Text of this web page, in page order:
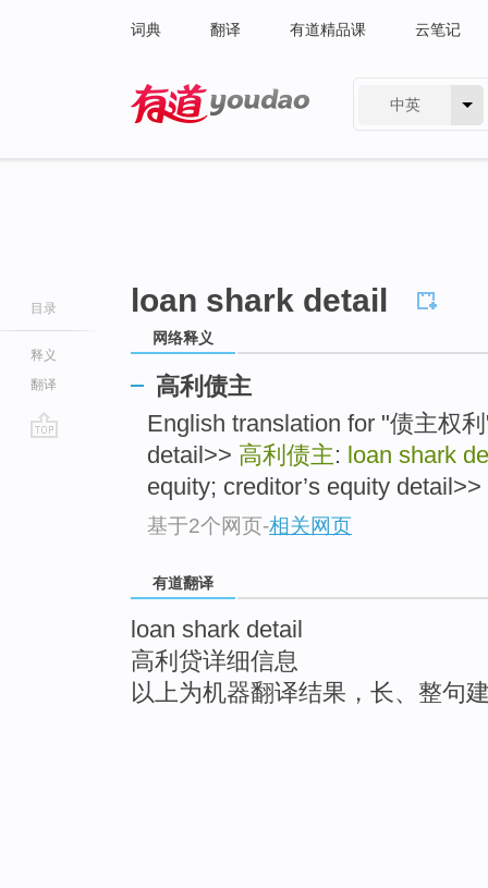
词典 翻译 有道精品课 云笔记
中英
目录
释义
翻译
loan shark detail
网络释义
高利债主
English translation for "债主权
detail>> 高利债主: loan shark
equity; creditor’s equity detail>>
基于2个网页-相关网页
有道翻译
loan shark detail
高利贷详细信息
以上为机器翻译结果，长、整句